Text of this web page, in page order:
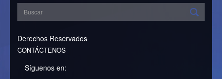
Derechos Reservados
CONTÁCTENOS
Síguenos en: